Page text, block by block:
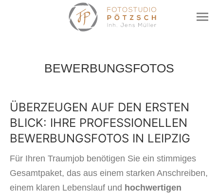
BEWERBUNGSFOTOS
ÜBERZEUGEN AUF DEN ERSTEN
BLICK: IHRE PROFESSIONELLEN
BEWERBUNGSFOTOS IN LEIPZIG
Für Ihren Traumjob benötigen Sie ein stimmiges
Gesamtpaket, das aus einem starken Anschreiben,
einem klaren Lebenslauf und hochwertigen